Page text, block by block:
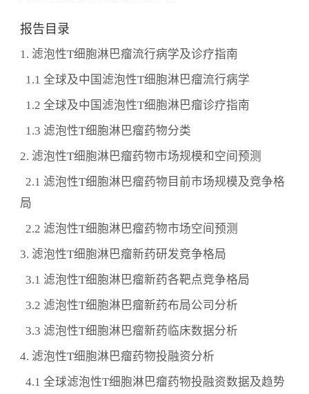
报告目录
1. 滤泡性T细胞淋巴瘤流行病学及诊疗指南
1.1 全球及中国滤泡性T细胞淋巴瘤流行病学
1.2 全球及中国滤泡性T细胞淋巴瘤诊疗指南
1.3 滤泡性T细胞淋巴瘤药物分类
2. 滤泡性T细胞淋巴瘤药物市场规模和空间预测
2.1 滤泡性T细胞淋巴瘤药物目前市场规模及竞争格
局
2.2 滤泡性T细胞淋巴瘤药物市场空间预测
3. 滤泡性T细胞淋巴瘤新药研发竞争格局
3.1 滤泡性T细胞淋巴瘤新药各靶点竞争格局
3.2 滤泡性T细胞淋巴瘤新药布局公司分析
3.3 滤泡性T细胞淋巴瘤新药临床数据分析
4. 滤泡性T细胞淋巴瘤药物投融资分析
4.1 全球滤泡性T细胞淋巴瘤药物投融资数据及趋势